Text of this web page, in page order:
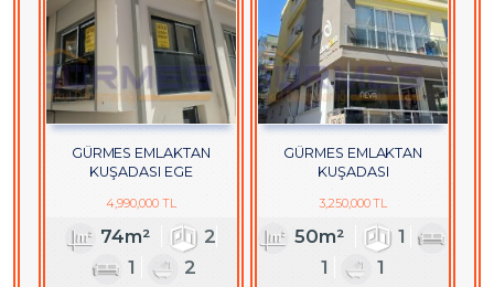
GÜRMES EMLAKTAN
KUŞADASI EGE
YENİ 2+1 DAİRE
4,990,000 TL
74m²
2
1
2
GÜRMES EMLAKTAN
KUŞADASI
SATILIK 1+1 DAİRE
3,250,000 TL
50m²
1
1
1